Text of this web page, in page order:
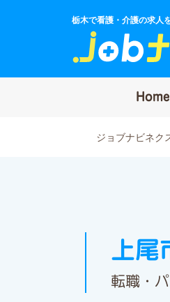
栃木で看護・介護の求人
Home
ジョブナビネク
上
転職・